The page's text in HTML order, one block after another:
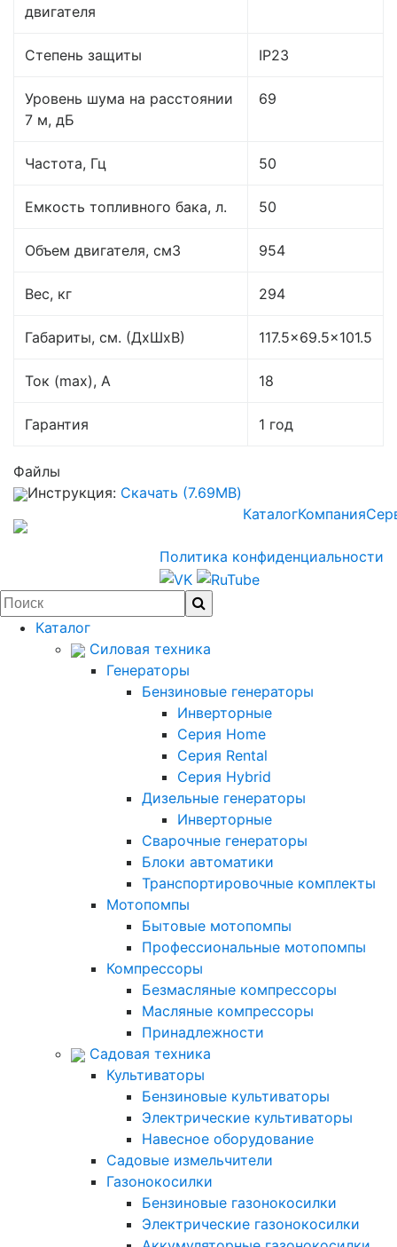
двигателя
Степень защиты IP23
Уровень шума на расстоянии
7 м, дБ
69
Частота, Гц 50
Емкость топливного бака, л. 50
Объем двигателя, см3 954
Вес, кг 294
Габариты, см. (ДxШxВ) 117.5x69.5x101.5
Ток (max), A 18
Гарантия 1 год
Файлы
Инструкция: Скачать (7.69MB)
КаталогКомпания
Политика конфиденциальности
Каталог
Силовая техника
Генераторы
Бензиновые генераторы
Инверторные
Серия Home
Серия Rental
Серия Hybrid
Дизельные генераторы
Инверторные
Сварочные генераторы
Блоки автоматики
Транспортировочные комплекты
Мотопомпы
Бытовые мотопомпы
Профессиональные мотопомпы
Компрессоры
Безмасляные компрессоры
Масляные компрессоры
Принадлежности
Садовая техника
Культиваторы
Бензиновые культиваторы
Электрические культиваторы
Навесное оборудование
Садовые измельчители
Газонокосилки
Бензиновые газонокосилки
Электрические газонокосилки